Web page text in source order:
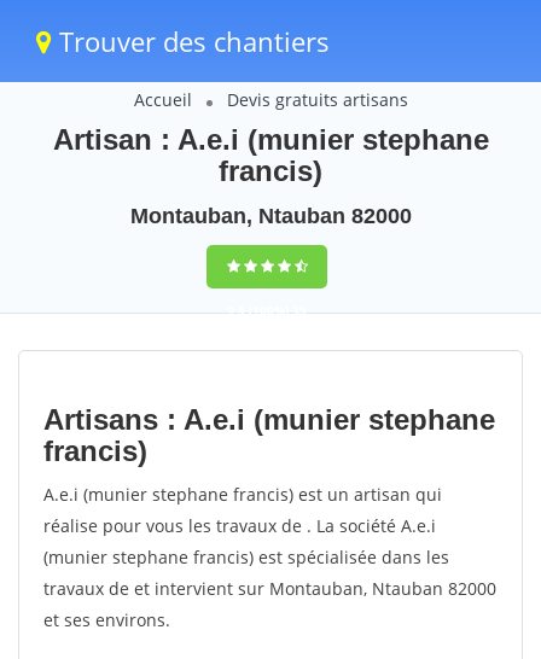
Trouver des chantiers
Accueil Devis gratuits artisans
Artisan : A.e.i (munier stephane
francis)
Montauban, Ntauban 82000
9,5(100%)35
votes
Artisans : A.e.i (munier stephane
francis)
A.e.i (munier stephane francis) est un artisan qui
réalise pour vous les travaux de . La société A.e.i
(munier stephane francis) est spécialisée dans les
travaux de et intervient sur Montauban, Ntauban 82000
et ses environs.